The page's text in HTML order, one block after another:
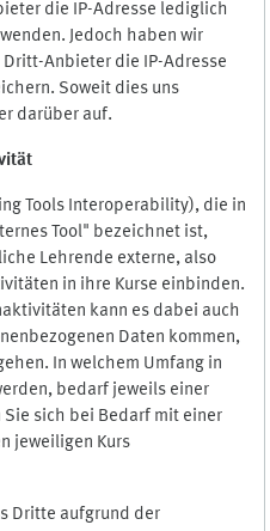
die IP-Adresse lediglich
Jedoch haben wir
Anbieter die IP-Adresse
Soweit dies uns
darüber auf.
Tools Interoperability), die in
Tool" bezeichnet ist,
Lehrende externe, also
in ihre Kurse einbinden.
kann es dabei auch
Daten kommen,
In welchem Umfang in
bedarf jeweils einer
sich bei Bedarf mit einer
jeweiligen Kurs
Dritte aufgrund der